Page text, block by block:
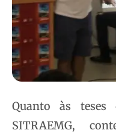
Quanto às
SITRAEMG,